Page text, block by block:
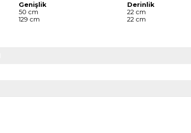
Genişlik Derinlik
50 cm 22 cm
129 cm 22 cm